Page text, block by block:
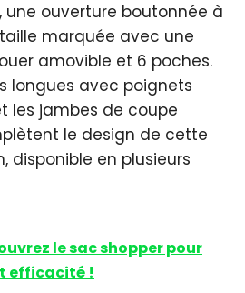
une ouverture boutonnée à
marquée avec une
amovible et 6 poches.
longues avec poignets
les jambes de coupe
le design de cette
disponible en plusieurs
le sac shopper pour
efficacité !